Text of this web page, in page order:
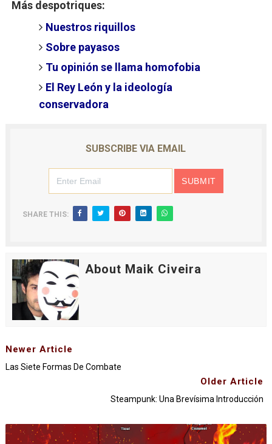
Más despotriques:
Nuestros riquillos
Sobre payasos
Tu opinión se llama homofobia
El Rey León y la ideología
conservadora
SUBSCRIBE VIA EMAIL
SHARE THIS:
About Maik Civeira
Newer Article
Las Siete Formas De Combate
Older Article
Steampunk: Una Brevísima Introducción